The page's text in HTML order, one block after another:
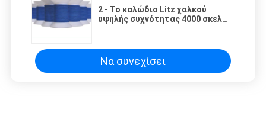
2 - Το καλώδιο Litz χαλκού
υψηλής συχνότητας 4000 σκελών
Να συνεχίσει